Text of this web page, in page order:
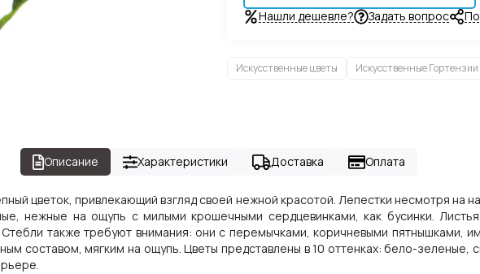
Нашли дешевле? Задать вопрос
Искусственные цветы Искусственные Гортензии
Описание Характеристики Доставка Оплата
цветок, привлекающий взгляд своей нежной красотой. Лепестки несмотря на
нежные на ощупь с милыми крошечными сердцевинками, как бусинки.
также требуют внимания: они с перемычками, коричневыми пятнышками,
составом, мягким на ощупь. Цветы представлены в 10 оттенках: бело-